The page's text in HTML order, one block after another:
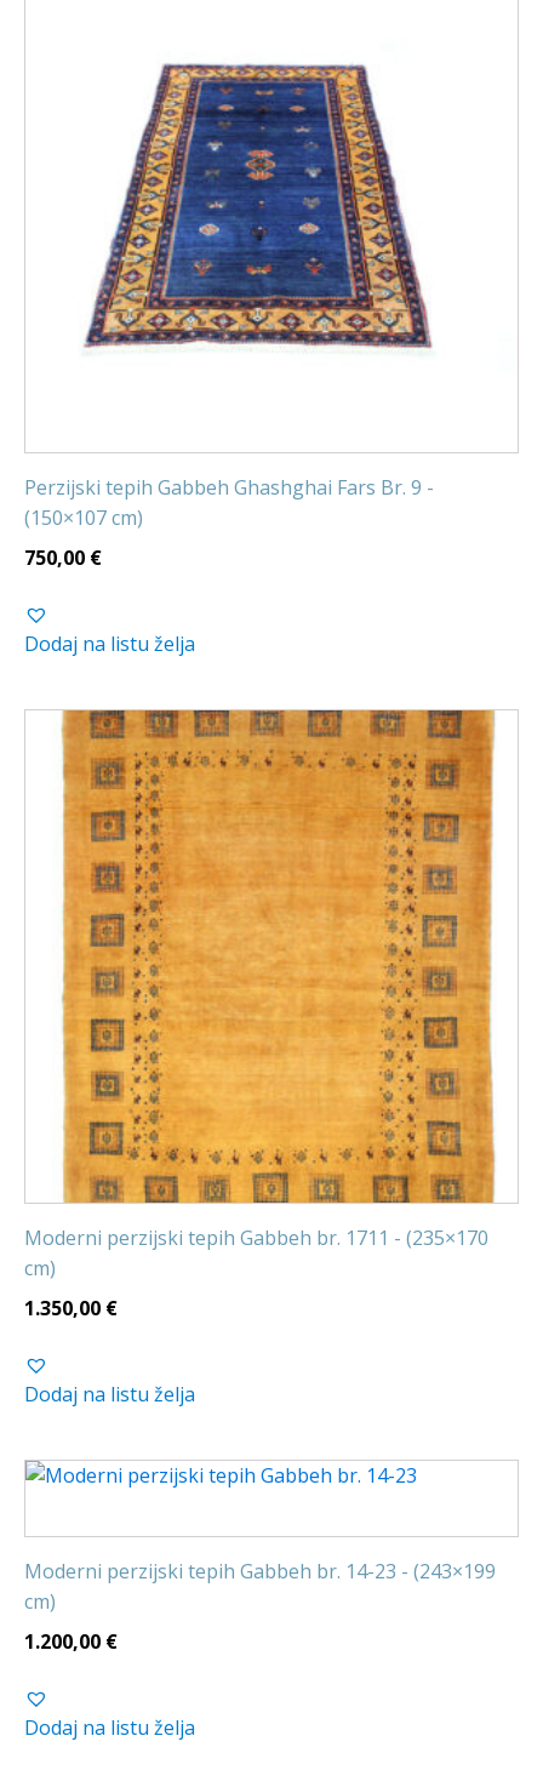
Perzijski tepih Gabbeh Ghashghai Fars Br. 9 -
(150×107 cm)
750,00 €
Dodaj na listu želja
Moderni perzijski tepih Gabbeh br. 1711 - (235×170
cm)
1.350,00 €
Dodaj na listu želja
Moderni perzijski tepih Gabbeh br. 14-23 - (243×199
cm)
1.200,00 €
Dodaj na listu želja